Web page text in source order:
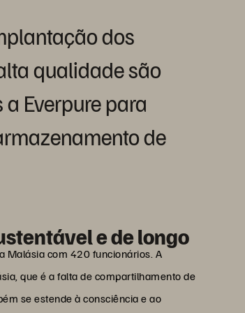
dos
qualidade são
Everpure para
de
e de longo
Malásia com 420 funcionários. A
que é a falta de compartilhamento de
se estende à consciência e ao